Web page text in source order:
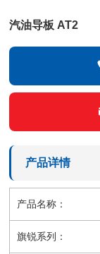
汽油导板 AT2
产品详情
产品名称：
旗锐系列：